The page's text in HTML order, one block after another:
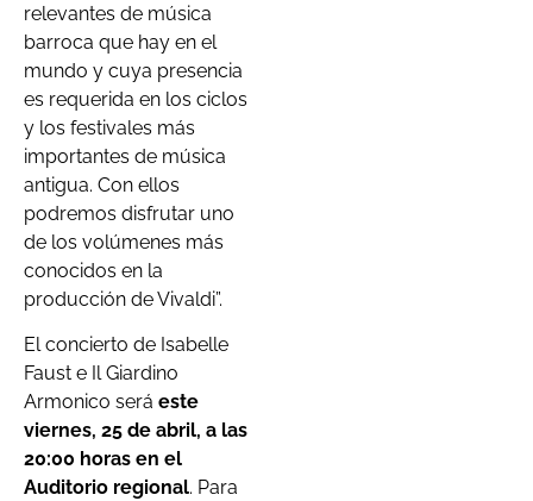
relevantes de música
barroca que hay en el
mundo y cuya presencia
es requerida en los ciclos
y los festivales más
importantes de música
antigua. Con ellos
podremos disfrutar uno
de los volúmenes más
conocidos en la
producción de Vivaldi”.
El concierto de Isabelle
Faust e Il Giardino
Armonico será este
viernes, 25 de abril, a las
20:00 horas en el
Auditorio regional. Para